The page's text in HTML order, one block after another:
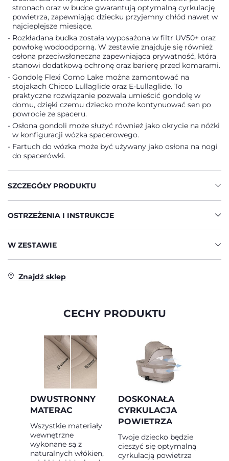
stronach oraz w budce gwarantują optymalną cyrkulację
powietrza, zapewniając dziecku przyjemny chłód nawet w
najcieplejsze miesiące.
Rozkładana budka została wyposażona w filtr UV50+ oraz
powłokę wodoodporną. W zestawie znajduje się również
osłona przeciwsłoneczna zapewniająca prywatność, która
stanowi dodatkową ochronę oraz barierę przed komarami.
Gondolę Flexi Como Lake można zamontować na
stojakach Chicco Lullaglide oraz E-Lullaglide. To
praktyczne rozwiązanie pozwala umieścić gondolę w
domu, dzięki czemu dziecko może kontynuować sen po
powrocie ze spaceru.
Osłona gondoli może służyć również jako okrycie na nóżki
w konfiguracji wózka spacerowego.
Fartuch do wózka może być używany jako osłona na nogi
do spacerówki.
SZCZEGÓŁY PRODUKTU
OSTRZEŻENIA I INSTRUKCJE
W ZESTAWIE
Znajdź sklep
CECHY PRODUKTU
DWUSTRONNY
MATERAC
Wszystkie materiały
wewnętrzne
wykonane są z
naturalnych włókien,
DOSKONAŁA
CYRKULACJA
POWIETRZA
Twoje dziecko będzie
cieszyć się optymalną
cyrkulacją powietrza